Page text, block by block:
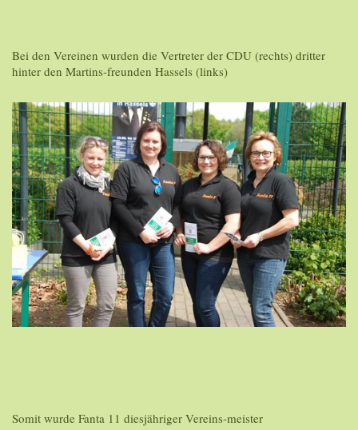
Bei den Vereinen wurden die Vertreter der CDU (rechts) dritter
hinter den Martins-freunden Hassels (links)
Somit wurde Fanta 11 diesjähriger Vereins-meister